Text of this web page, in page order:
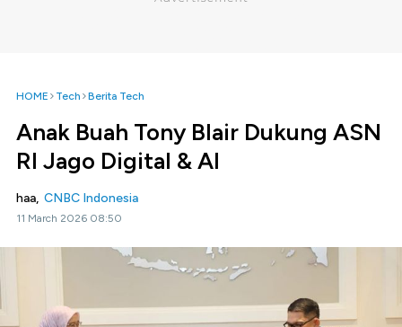
HOME Tech Berita Tech
Anak Buah Tony Blair Dukung ASN
RI Jago Digital & AI
haa, CNBC Indonesia
11 March 2026 08:50